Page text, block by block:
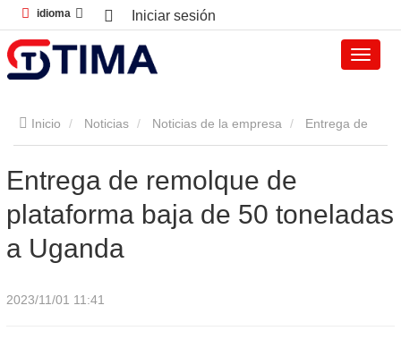
idioma Iniciar sesión
Inicio Noticias Noticias de la empresa
Entrega de remolque de
plataforma baja de 50 toneladas
a Uganda
2023/11/01 11:41